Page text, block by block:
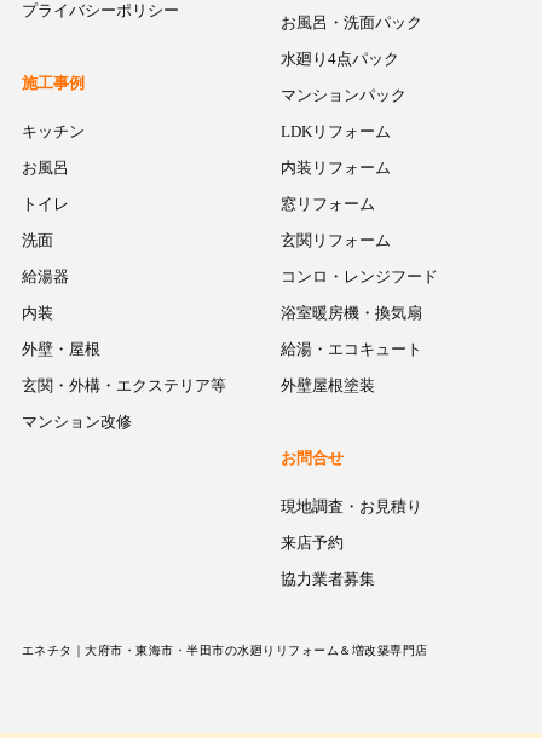
プライバシーポリシー
お風呂・洗面パック
水廻り4点パック
マンションパック
LDKリフォーム
内装リフォーム
窓リフォーム
玄関リフォーム
コンロ・レンジフード
浴室暖房機・換気扇
給湯・エコキュート
外壁屋根塗装
施工事例
キッチン
お風呂
トイレ
洗面
給湯器
内装
外壁・屋根
玄関・外構・エクステリア等
マンション改修
お問合せ
現地調査・お見積り
来店予約
協力業者募集
エネチタ｜大府市・東海市・半田市の水廻りリフォーム＆増改築専門店